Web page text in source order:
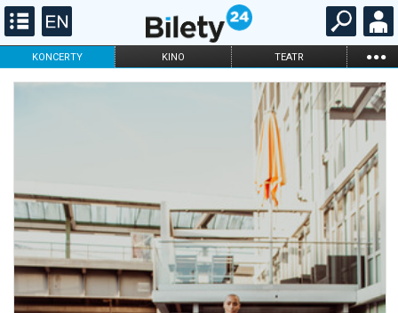
KONCERTY KINO TEATR ...
FILHARMONIA OPERA I BALET
STAND-UP
KARNETY